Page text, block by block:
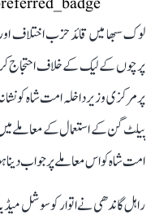
لوک سبھا میں قائد حزب اختلاف
پرچوں کے لیک کے خلاف احتجاج
پر مرکزی وزیر داخلہ امت شاہ کو
پیلٹ گن کے استعمال کے معاملے
امت شاہ کو اس معاملے پر جواب دینا
راہل گاندھی نے اتوار کو سوشل